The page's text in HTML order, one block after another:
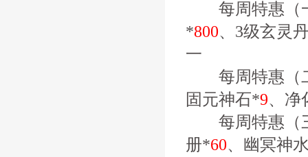
每周特惠（
*800、3级玄灵
一
每周特惠（
固元神石*9、净
每周特惠（
册*60、幽冥神